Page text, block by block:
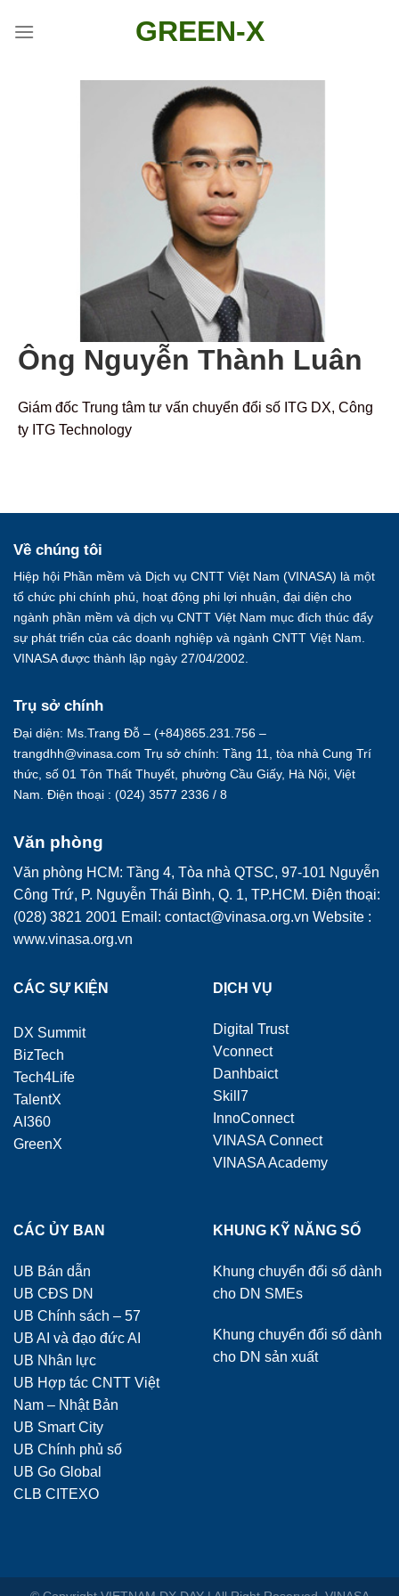
GREEN-X
Ông Nguyễn Thành Luân
Giám đốc Trung tâm tư vấn chuyển đổi số ITG DX, Công
ty ITG Technology
Về chúng tôi
Hiệp hội Phần mềm và Dịch vụ CNTT Việt Nam (VINASA) là một
tổ chức phi chính phủ, hoạt động phi lợi nhuận, đại diện cho
ngành phần mềm và dịch vụ CNTT Việt Nam mục đích thúc đẩy
sự phát triển của các doanh nghiệp và ngành CNTT Việt Nam.
VINASA được thành lập ngày 27/04/2002.
Trụ sở chính
Đại diện: Ms.Trang Đỗ – (+84)865.231.756 –
trangdhh@vinasa.com Trụ sở chính: Tầng 11, tòa nhà Cung Trí
thức, số 01 Tôn Thất Thuyết, phường Cầu Giấy, Hà Nội, Việt
Nam. Điện thoại : (024) 3577 2336 / 8
Văn phòng
Văn phòng HCM: Tầng 4, Tòa nhà QTSC, 97-101 Nguyễn
Công Trứ, P. Nguyễn Thái Bình, Q. 1, TP.HCM. Điện thoại:
(028) 3821 2001 Email: contact@vinasa.org.vn Website :
www.vinasa.org.vn
CÁC SỰ KIỆN
DX Summit
BizTech
Tech4Life
TalentX
AI360
GreenX
DỊCH VỤ
Digital Trust
Vconnect
Danhbaict
Skill7
InnoConnect
VINASA Connect
VINASA Academy
CÁC ỦY BAN
UB Bán dẫn
UB CĐS DN
UB Chính sách – 57
UB AI và đạo đức AI
UB Nhân lực
UB Hợp tác CNTT Việt
Nam – Nhật Bản
UB Smart City
UB Chính phủ số
UB Go Global
CLB CITEXO
KHUNG KỸ NĂNG SỐ
Khung chuyển đổi số dành
cho DN SMEs
Khung chuyển đổi số dành
cho DN sản xuất